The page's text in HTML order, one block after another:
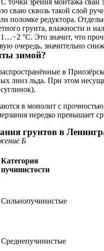
зрения монтажа
сквозь такой слой
поломке редуктора.
грунта, влажности и
°C. Это значит, что
очередь, значительно
зимой?
в
линз льда. При этом
в монолит с
нередко превышает
грунтов в
Б
Категория
пучинистости
Сильнопучинистые
Среднепучинистые